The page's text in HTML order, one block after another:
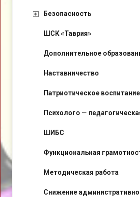
Безопасность
ШСК «Таврия»
Дополнительное
Наставничество
Патриотическое воспитание
Психолого —
ШИБС
Функциональная
Методическая работа
Снижение